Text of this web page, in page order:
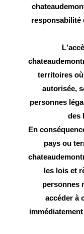
responsabilité
territoires
autorisée,
personnes
des
En
pays ou
les lois et
personnes
accéder à